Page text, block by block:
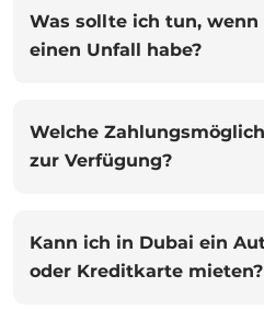
Was sollte ich tun, wenn
einen Unfall habe?
Welche
zur Verfügung?
Kann ich in Dubai ein
oder Kreditkarte mieten?